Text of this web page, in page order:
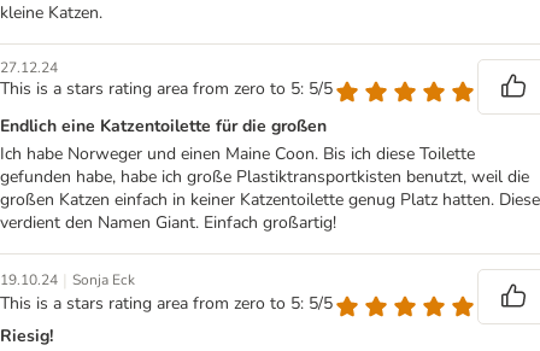
kleine Katzen.
27.12.24
This is a stars rating area from zero to 5: 5/5
Endlich eine Katzentoilette für die großen
Ich habe Norweger und einen Maine Coon. Bis ich diese Toilette
gefunden habe, habe ich große Plastiktransportkisten benutzt, weil die
großen Katzen einfach in keiner Katzentoilette genug Platz hatten. Diese
verdient den Namen Giant. Einfach großartig!
19.10.24 | Sonja Eck
This is a stars rating area from zero to 5: 5/5
Riesig!